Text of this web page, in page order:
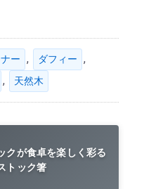
ー , ダフィー ,
, 天然木
クが食卓を楽しく彩る
トック箸